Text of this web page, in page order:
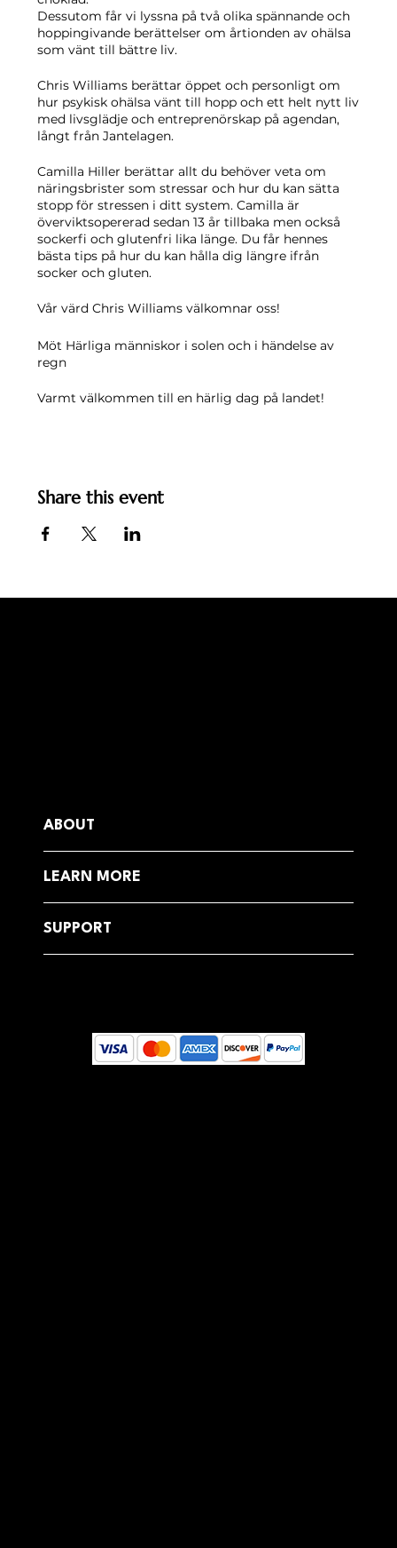
Dessutom får vi lyssna på två olika spännande och
hoppingivande berättelser om årtionden av ohälsa
som vänt till bättre liv.
Chris Williams berättar öppet och personligt om
hur psykisk ohälsa vänt till hopp och ett helt nytt liv
med livsglädje och entreprenörskap på agendan,
långt från Jantelagen.
Camilla Hiller berättar allt du behöver veta om
näringsbrister som stressar och hur du kan sätta
stopp för stressen i ditt system. Camilla är
överviktsopererad sedan 13 år tillbaka men också
sockerfi och glutenfri lika länge. Du får hennes
bästa tips på hur du kan hålla dig längre ifrån
socker och gluten.
Vår värd Chris Williams välkomnar oss!
Möt Härliga människor i solen och i händelse av
regn
Varmt välkommen till en härlig dag på landet!
Share this event
ABOUT
LEARN MORE
SUPPORT